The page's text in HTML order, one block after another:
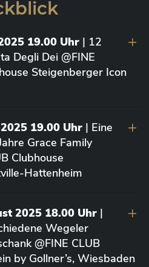
19.00 Uhr | 12
Degli Dei @FINE
Steigenberger Icon
19.00 Uhr | Eine
Grace Family
Clubhouse
Hattenheim
2025 18.00 Uhr |
Wegeler
@FINE CLUB
by Gollner’s, Wiesbaden